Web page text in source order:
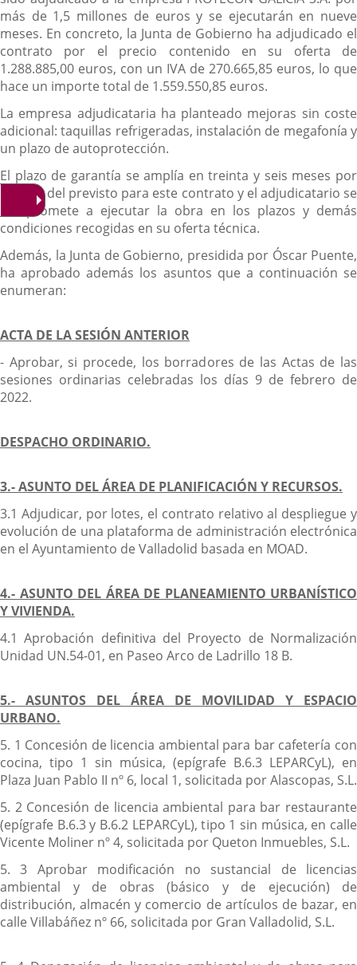
más de 1,5 millones de euros y se ejecutarán en nueve
meses. En concreto, la Junta de Gobierno ha adjudicado el
contrato por el precio contenido en su oferta de
1.288.885,00 euros, con un IVA de 270.665,85 euros, lo que
hace un importe total de 1.559.550,85 euros.
La empresa adjudicataria ha planteado mejoras sin coste
adicional: taquillas refrigeradas, instalación de megafonía y
un plazo de autoprotección.
El plazo de garantía se amplía en treinta y seis meses por
encima del previsto para este contrato y el adjudicatario se
compromete a ejecutar la obra en los plazos y demás
condiciones recogidas en su oferta técnica.
Además, la Junta de Gobierno, presidida por Óscar Puente,
ha aprobado además los asuntos que a continuación se
enumeran:
ACTA DE LA SESIÓN ANTERIOR
- Aprobar, si procede, los borradores de las Actas de las
sesiones ordinarias celebradas los días 9 de febrero de
2022.
DESPACHO ORDINARIO.
3.- ASUNTO DEL ÁREA DE PLANIFICACIÓN Y RECURSOS.
3.1 Adjudicar, por lotes, el contrato relativo al despliegue y
evolución de una plataforma de administración electrónica
en el Ayuntamiento de Valladolid basada en MOAD.
4.- ASUNTO DEL ÁREA DE PLANEAMIENTO URBANÍSTICO
Y VIVIENDA.
4.1 Aprobación definitiva del Proyecto de Normalización
Unidad UN.54-01, en Paseo Arco de Ladrillo 18 B.
5.- ASUNTOS DEL ÁREA DE MOVILIDAD Y ESPACIO
URBANO.
5. 1 Concesión de licencia ambiental para bar cafetería con
cocina, tipo 1 sin música, (epígrafe B.6.3 LEPARCyL), en
Plaza Juan Pablo II nº 6, local 1, solicitada por Alascopas, S.L.
5. 2 Concesión de licencia ambiental para bar restaurante
(epígrafe B.6.3 y B.6.2 LEPARCyL), tipo 1 sin música, en calle
Vicente Moliner nº 4, solicitada por Queton Inmuebles, S.L.
5. 3 Aprobar modificación no sustancial de licencias
ambiental y de obras (básico y de ejecución) de
distribución, almacén y comercio de artículos de bazar, en
calle Villabáñez nº 66, solicitada por Gran Valladolid, S.L.